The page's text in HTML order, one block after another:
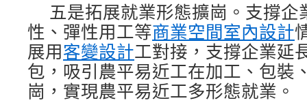
五是拓展就業形態擴崗。支撐
性、彈性用工等商業空間室內設計
展用客變設計工對接，支撐企業延
包，吸引農平易近工在加工、包裝
崗，實現農平易近工多形態就業。